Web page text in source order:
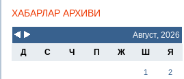
ХАБАРЛАР АРХИВИ
Август, 2026
Д
С Ч П Ж Ш Я
1 2